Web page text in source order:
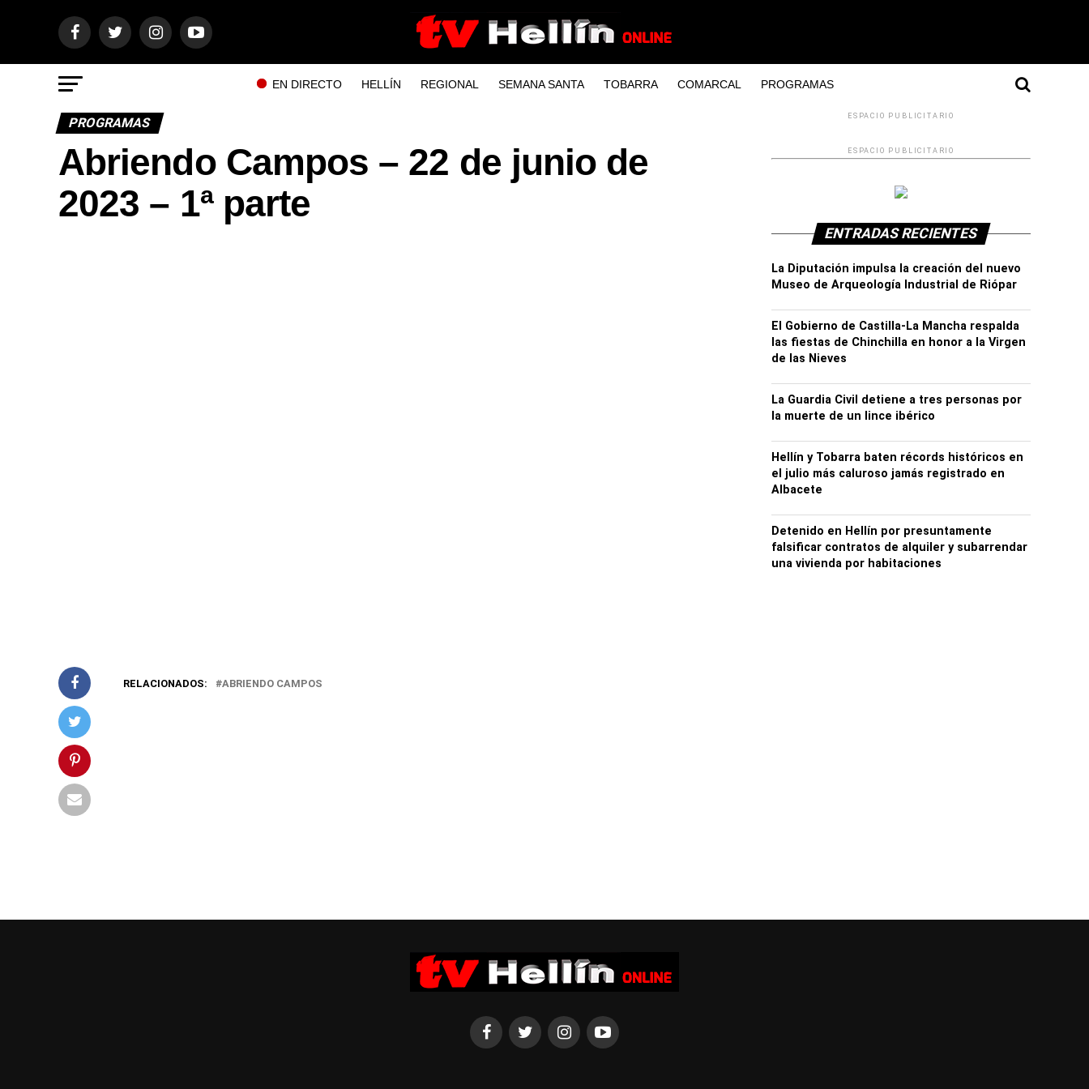
EN DIRECTO HELLÍN REGIONAL SEMANA SANTA TOBARRA COMARCAL PROGRAMAS
PROGRAMAS
Abriendo Campos – 22 de junio de
2023 – 1ª parte
RELACIONADOS: ABRIENDO CAMPOS
ESPACIO PUBLICITARIO
ESPACIO PUBLICITARIO
ENTRADAS RECIENTES
La Diputación impulsa la creación del nuevo
Museo de Arqueología Industrial de Riópar
El Gobierno de Castilla-La Mancha respalda
las fiestas de Chinchilla en honor a la Virgen
de las Nieves
La Guardia Civil detiene a tres personas por
la muerte de un lince ibérico
Hellín y Tobarra baten récords históricos en
el julio más caluroso jamás registrado en
Albacete
Detenido en Hellín por presuntamente
falsificar contratos de alquiler y subarrendar
una vivienda por habitaciones